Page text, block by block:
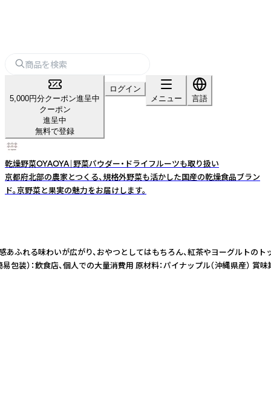
5,000円分クーポン進呈中
クーポン
進呈中
無料で登録
ログイン
メニュー
言語
乾燥野菜OYAOYA｜野菜パウダー・ドライフルーツも取り扱い
京都府北部の農家とつくる、規格外野菜も活かした国産の乾燥食品ブラン
ド。京野菜と果実の魅力をお届けします。
味わいが広がり、おやつとしてはもちろん、紅茶やヨーグルト
包装）：飲食店、個人での大量消費用 原材料：パイナップル（沖縄